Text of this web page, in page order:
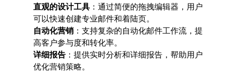
直观的设计工具 ：通过简便的拖拽编辑器，用户
可以快速创建专业邮件和着陆页。
自动化营销 ：支持复杂的自动化邮件工作流，提
高客户参与度和转化率。
详细报告 ：提供实时分析和详细报告，帮助用户
优化营销策略。